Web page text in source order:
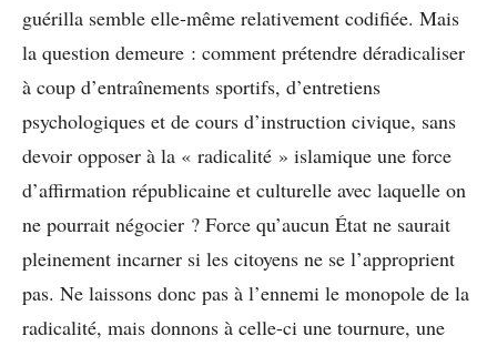
guérilla semble elle-même relativement codifiée. Mais
la question demeure : comment prétendre déradicaliser
à coup d’entraînements sportifs, d’entretiens
psychologiques et de cours d’instruction civique, sans
devoir opposer à la « radicalité » islamique une force
d’affirmation républicaine et culturelle avec laquelle on
ne pourrait négocier ? Force qu’aucun État ne saurait
pleinement incarner si les citoyens ne se l’approprient
pas. Ne laissons donc pas à l’ennemi le monopole de la
radicalité, mais donnons à celle-ci une tournure, une